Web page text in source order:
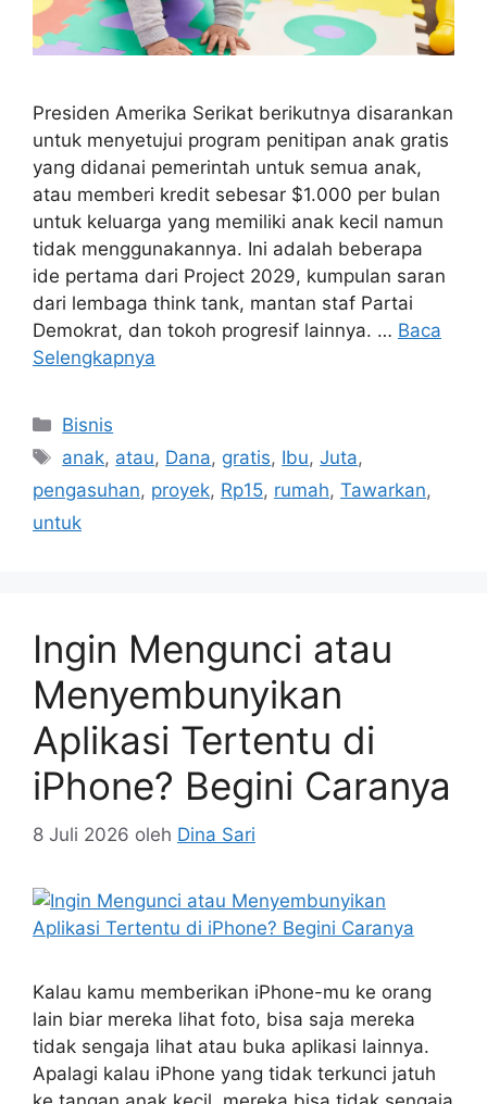
Presiden Amerika Serikat berikutnya disarankan
untuk menyetujui program penitipan anak gratis
yang didanai pemerintah untuk semua anak,
atau memberi kredit sebesar $1.000 per bulan
untuk keluarga yang memiliki anak kecil namun
tidak menggunakannya. Ini adalah beberapa
ide pertama dari Project 2029, kumpulan saran
dari lembaga think tank, mantan staf Partai
Demokrat, dan tokoh progresif lainnya. … Baca
Selengkapnya
Kategori
Bisnis
Tag
anak, atau, Dana, gratis, Ibu,Juta,
pengasuhan, proyek, Rp15, rumah, Tawarkan,
untuk
Ingin Mengunci atau
Menyembunyikan
Aplikasi Tertentu di
iPhone? Begini Caranya
8 Juli 2026 oleh Dina Sari
Kalau kamu memberikan iPhone-mu ke orang
lain biar mereka lihat foto, bisa saja mereka
tidak sengaja lihat atau buka aplikasi lainnya.
Apalagi kalau iPhone yang tidak terkunci jatuh